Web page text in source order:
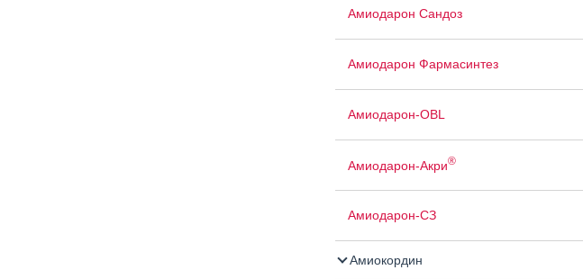
Амиодарон Сандоз
Амиодарон Фармасинтез
Амиодарон-OBL
Амиодарон-Акри®
Амиодарон-СЗ
Амиокордин